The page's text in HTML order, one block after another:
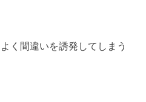
く間違いを誘発してしまう